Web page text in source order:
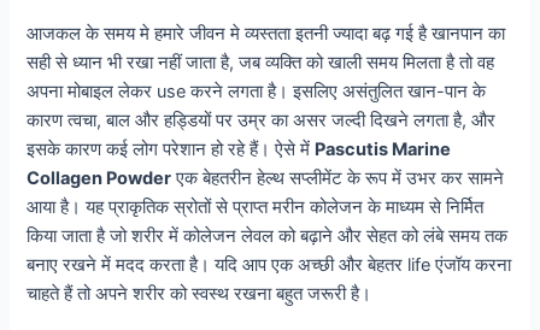
आजकल के समय मे हमारे जीवन मे व्यस्तता इतनी ज्यादा बढ़ गई है खानपान का
सही से ध्यान भी रखा नहीं जाता है, जब व्यक्ति को खाली समय मिलता है तो वह
अपना मोबाइल लेकर use करने लगता है। इसलिए असंतुलित खान-पान के
कारण त्वचा, बाल और हड्डियों पर उम्र का असर जल्दी दिखने लगता है, और
इसके कारण कई लोग परेशान हो रहे हैं। ऐसे में Pascutis Marine
Collagen Powderएक बेहतरीन हेल्थ सप्लीमेंट के रूप में उभर कर सामने
आया है। यह प्राकृतिक स्रोतों से प्राप्त मरीन कोलेजन के माध्यम से निर्मित
किया जाता है जो शरीर में कोलेजन लेवल को बढ़ाने और सेहत को लंबे समय तक
बनाए रखने में मदद करता है। यदि आप एक अच्छी और बेहतर life एंजॉय करना
चाहते हैं तो अपने शरीर को स्वस्थ रखना बहुत जरूरी है।